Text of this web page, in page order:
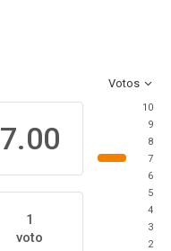
Votos
7.00
1
voto
10
9
8
7
6
5
4
3
2